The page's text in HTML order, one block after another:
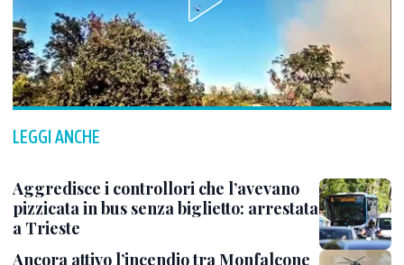
LEGGI ANCHE
Aggredisce i controllori che l’avevano
pizzicata in bus senza biglietto: arrestata
a Trieste
Ancora attivo l’incendio tra Monfalcone